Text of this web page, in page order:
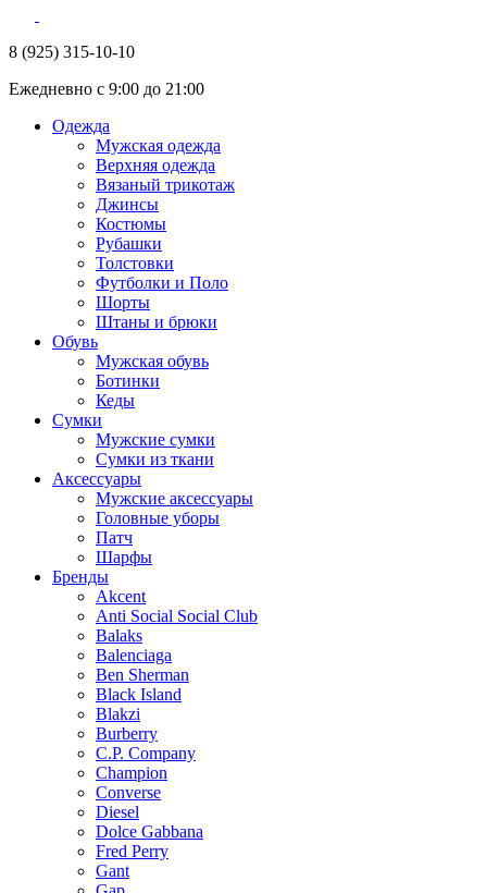
8 (925) 315-10-10
Ежедневно с 9:00 до 21:00
Одежда
Мужская одежда
Верхняя одежда
Вязаный трикотаж
Джинсы
Костюмы
Рубашки
Толстовки
Футболки и Поло
Шорты
Штаны и брюки
Обувь
Мужская обувь
Ботинки
Кеды
Сумки
Мужские сумки
Сумки из ткани
Аксессуары
Мужские аксессуары
Головные уборы
Патч
Шарфы
Бренды
Akcent
Anti Social Social Club
Balaks
Balenciaga
Ben Sherman
Black Island
Blakzi
Burberry
C.P. Company
Champion
Converse
Diesel
Dolce Gabbana
Fred Perry
Gant